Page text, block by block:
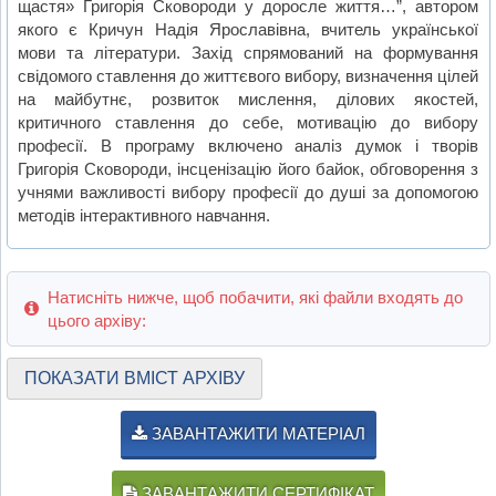
щастя» Григорія Сковороди у доросле життя…”, автором
якого є Кричун Надія Ярославівна, вчитель української
мови та літератури. Захід спрямований на формування
свідомого ставлення до життєвого вибору, визначення цілей
на майбутнє, розвиток мислення, ділових якостей,
критичного ставлення до себе, мотивацію до вибору
професії. В програму включено аналіз думок і творів
Григорія Сковороди, інсценізацію його байок, обговорення з
учнями важливості вибору професії до душі за допомогою
методів інтерактивного навчання.
Натисніть нижче, щоб побачити, які файли входять до
цього архіву:
ПОКАЗАТИ ВМІСТ АРХІВУ
ЗАВАНТАЖИТИ МАТЕРІАЛ